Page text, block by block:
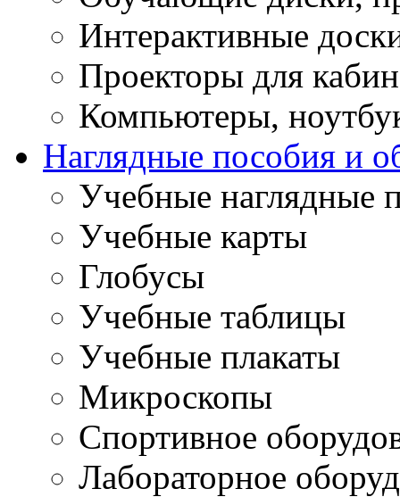
Интерактивные
Проекторы для
Компьютеры,
Наглядные пособия и
Учебные наглядные
Учебные карты
Глобусы
Учебные таблицы
Учебные плакаты
Микроскопы
Спортивное
Лабораторное